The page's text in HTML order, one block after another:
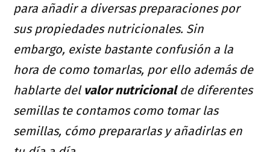
para añadir a diversas preparaciones por
sus propiedades nutricionales. Sin
embargo, existe bastante confusión a la
hora de como tomarlas, por ello además de
hablarte del valor nutricional de diferentes
semillas te contamos como tomar las
semillas, cómo prepararlas y añadirlas en